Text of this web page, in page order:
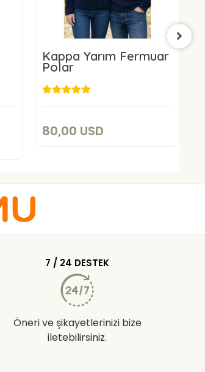
Kappa Yarım Fermuar
Polar
80,00 USD
80,00 USD
7 / 24 DESTEK
Öneri ve şikayetlerinizi bize
iletebilirsiniz.